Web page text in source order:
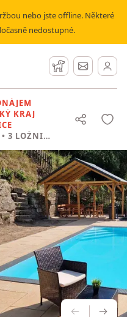
nebo jste offline. Některé
nedostupné.
Hlídací pes
Zprávy
KRAJ
• 3 LOŽNICE BEZ REALITKY